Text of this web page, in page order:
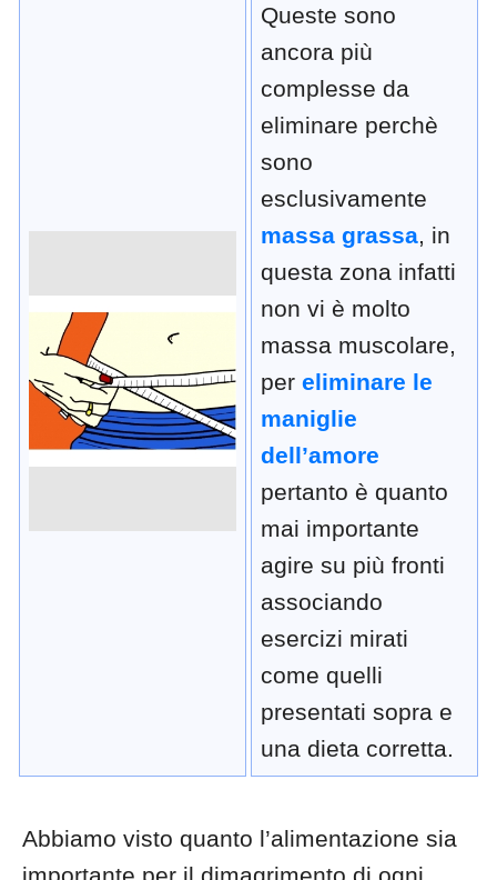
Queste sono
ancora più
complesse da
eliminare perchè
sono
esclusivamente
massa grassa, in
questa zona infatti
non vi è molto
massa muscolare,
pereliminare le
maniglie
dell’amore
pertanto è quanto
mai importante
agire su più fronti
associando
esercizi mirati
come quelli
presentati sopra e
una dieta corretta.
Abbiamo visto quanto l’alimentazione sia